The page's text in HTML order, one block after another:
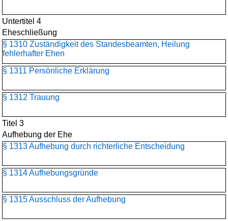
Untertitel 4
Eheschließung
§ 1310 Zuständigkeit des Standesbeamten, Heilung
fehlerhafter Ehen
§ 1311 Persönliche Erklärung
§ 1312 Trauung
Titel 3
Aufhebung der Ehe
§ 1313 Aufhebung durch richterliche Entscheidung
§ 1314 Aufhebungsgründe
§ 1315 Ausschluss der Aufhebung